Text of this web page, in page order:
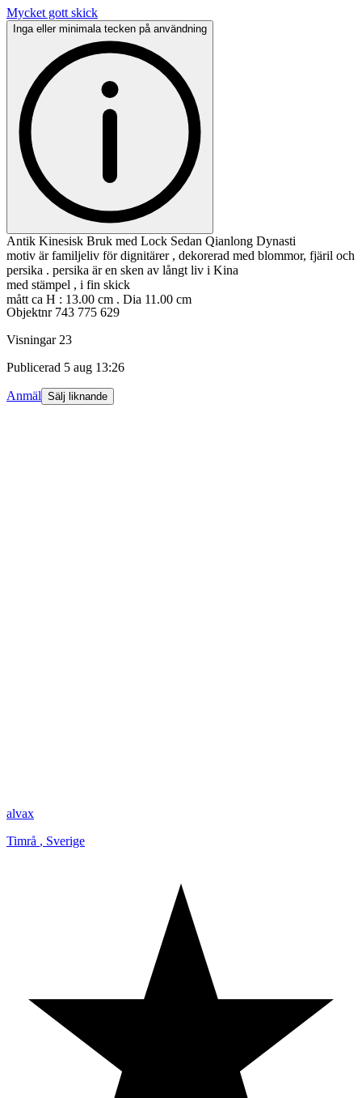
Mycket gott skick
Inga eller minimala tecken på användning
Antik Kinesisk Bruk med Lock Sedan Qianlong Dynasti
motiv är familjeliv för dignitärer , dekorerad med blommor, fjäril och
persika . persika är en sken av långt liv i Kina
med stämpel , i fin skick
mått ca H : 13.00 cm . Dia 11.00 cm
Objektnr 743 775 629
Visningar 23
Publicerad 5 aug 13:26
Anmäl Sälj liknande
alvax
Timrå , Sverige